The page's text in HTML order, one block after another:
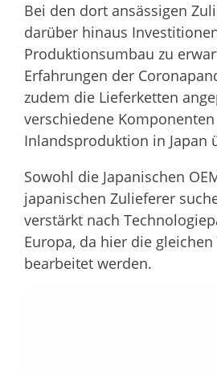
Bei den dort ansässigen
darüber hinaus
Produktionsumbau zu
Erfahrungen der
zudem die Lieferketten
verschiedene
Inlandsproduktion in Japan
Sowohl die Japanischen
japanischen Zulieferer
verstärkt nach
Europa, da hier die gleichen
bearbeitet werden.